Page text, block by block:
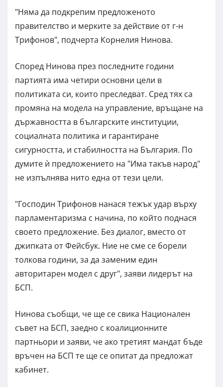
"Няма да подкрепим предложеното
правителство и мерките за действие от г-н
Трифонов", подчерта Корнелия Нинова.
Според Нинова през последните години
партията има четири основни цели в
политиката си, които преследват. Сред тях са
промяна на модела на управление, връщане на
държавността в българските институции,
социалната политика и гарантиране
сигурността, и стабилността на България. По
думите ѝ предложението на "Има такъв народ"
не изпълнява нито една от тези цели.
"Господин Трифонов нанася тежък удар върху
парламентаризма с начина, по който поднася
своето предложение. Без диалог, вместо от
джипката от Фейсбук. Ние не сме се борели
толкова години, за да заменим един
авторитарен модел с друг", заяви лидерът на
БСП.
Нинова съобщи, че ще се свика Национален
съвет на БСП, заедно с коалиционните
партньори и заяви, че ако третият мандат бъде
връчен на БСП те ще се опитат да предложат
кабинет.